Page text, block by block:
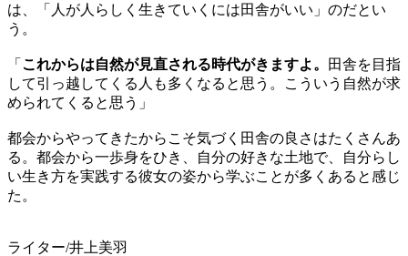
は、「人が人らしく生きていくには田舎がいい」のだとい
う。
「 これからは自然が見直される時代がきますよ。
田舎を目指
して引っ越してくる人も多くなると思う。こういう自然が求
められてくると思う」
都会からやってきたからこそ気づく田舎の良さはたくさんあ
る。都会から一歩身をひき、自分の好きな土地で、自分らし
い生き方を実践する彼女の姿から学ぶことが多くあると感じ
た。
ライター/井上美羽